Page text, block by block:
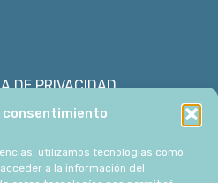
consentimiento
utilizamos tecnologías como
a la información del
DE PRIVACIDAD